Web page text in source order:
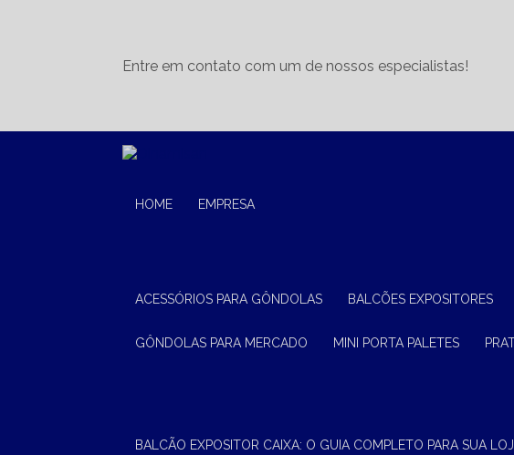
Entre em contato com um de nossos especialistas!
HOME EMPRESA
ACESSÓRIOS PARA GÔNDOLAS BALCÕES EXPOSITORES
GÔNDOLAS PARA MERCADO MINI PORTA PALETES
BALCÃO EXPOSITOR CAIXA: O GUIA COMPLETO PARA SUA